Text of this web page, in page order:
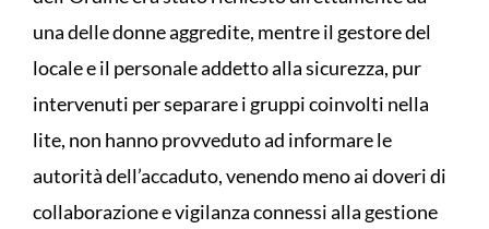
una delle donne aggredite, mentre il gestore del
locale e il personale addetto alla sicurezza, pur
intervenuti per separare i gruppi coinvolti nella
lite, non hanno provveduto ad informare le
autorità dell’accaduto, venendo meno ai doveri di
collaborazione e vigilanza connessi alla gestione